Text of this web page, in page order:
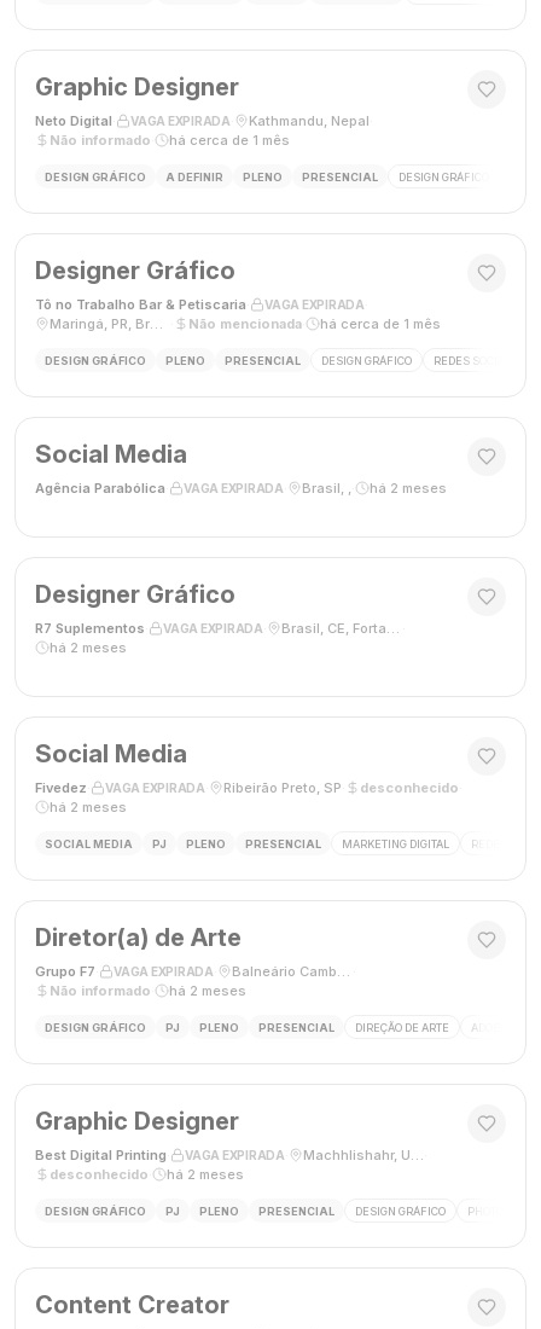
Graphic Designer
Neto Digital VAGA EXPIRADA Kathmandu, Nepal
Não informado
há cerca de 1 mês
DESIGN GRÁFICO A DEFINIR PLENO PRESENCIAL DESIGN GRÁFICO
Designer Gráfico
Tô no Trabalho Bar & Petiscaria VAGA EXPIRADA
Maringá, PR, Brasil
Não mencionada há cerca de 1 mês
DESIGN GRÁFICO PLENO PRESENCIAL DESIGN GRÁFICO REDES SOCIAIS
Social Media
Agência Parabólica VAGA EXPIRADA Brasil, , há 2 meses
Designer Gráfico
R7 Suplementos VAGA EXPIRADA Brasil, CE, Fortaleza
há 2 meses
Social Media
Fivedez VAGA EXPIRADA Ribeirão Preto, SP desconhecido
há 2 meses
SOCIAL MEDIA PJ PLENO PRESENCIAL MARKETING DIGITAL REDES
Diretor(a) de Arte
Grupo F7 VAGA EXPIRADA Balneário Camboriú, SC, Brasil
Não informado
há 2 meses
DESIGN GRÁFICO PJ PLENO PRESENCIAL DIREÇÃO DE ARTE ADOBE
Graphic Designer
Best Digital Printing VAGA EXPIRADA Machhlishahr, Uttar Pradesh, Índia
desconhecido
há 2 meses
DESIGN GRÁFICO PJ PLENO PRESENCIAL DESIGN GRÁFICO PHOTOSHOP
Content Creator